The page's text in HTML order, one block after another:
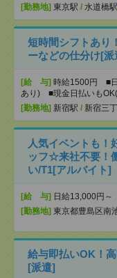
[勤務地] 東京駅 / 水道橋駅
短時間シフトあり
ーなどの仕分け[派
[給 与] 時給1500円 ■
あり) ■現金日払いも
[勤務地] 新宿駅 / 新宿三
人気イベントも！
ッフ☆来社不要！
い/T1[アルバイト]
[給 与] 日給13,000円～
[勤務地] 東京都豊島区南
給与即払いOK！
[派遣]